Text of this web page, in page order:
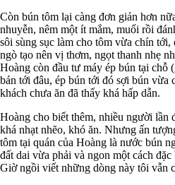
Còn bún tôm lại càng đơn giản hơn
nhuyễn, nêm một ít mắm, muối rồi
sôi sùng sục làm cho tôm vừa chín
ngò tạo nên vị thơm, ngọt thanh nhẹ
Hoàng còn đầu tư máy ép bún tại
bán tới đâu, ép bún tới đó sợi bún vừa
khách chưa ăn đã thấy khá hấp dẫn.
Hoàng cho biết thêm, nhiều người lần
khá nhạt nhẽo, khó ăn. Nhưng ấn
tôm tại quán của Hoàng là nước bún
đất dai vừa phải và ngon một cách
Giờ ngồi viết những dòng này tôi vẫn